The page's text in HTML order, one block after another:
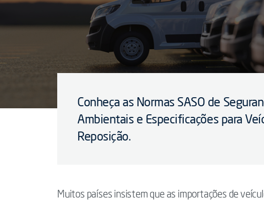
Conheça as Normas SASO de
Ambientais e Especificações para
Reposição.
Muitos países insistem que as importações de